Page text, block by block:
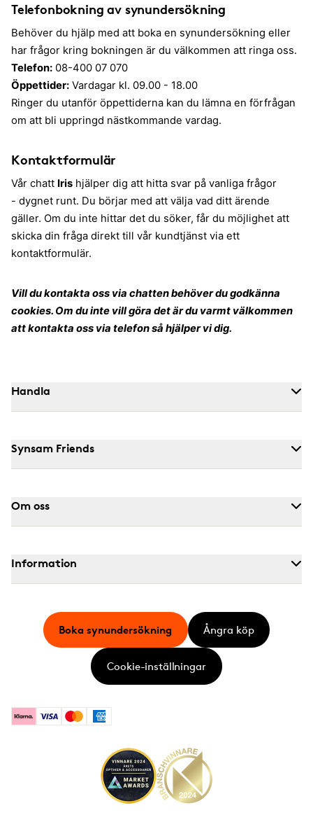
Telefonbokning av synundersökning
Behöver du hjälp med att boka en synundersökning eller
har frågor kring bokningen är du välkommen att ringa oss.
Telefon: 08-400 07 070
Öppettider: Vardagar kl. 09.00 - 18.00
Ringer du utanför öppettiderna kan du lämna en förfrågan
om att bli uppringd nästkommande vardag.
Kontaktformulär
Vår chatt Iris hjälper dig att hitta svar på vanliga frågor
- dygnet runt. Du börjar med att välja vad ditt ärende
gäller. Om du inte hittar det du söker, får du möjlighet att
skicka din fråga direkt till vår kundtjänst via ett
kontaktformulär.
Vill du kontakta oss via chatten behöver du godkänna
cookies. Om du inte vill göra det är du varmt välkommen
att kontakta oss via telefon så hjälper vi dig.
Handla
Synsam Friends
Om oss
Information
KlarnaVisa MastercardAmerican Express
Boka synundersökning Ångra köp
Cookie-inställningar